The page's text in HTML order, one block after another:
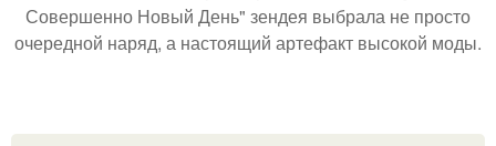
Совершенно Новый День" зендея выбрала не просто
очередной наряд, а настоящий артефакт высокой моды.